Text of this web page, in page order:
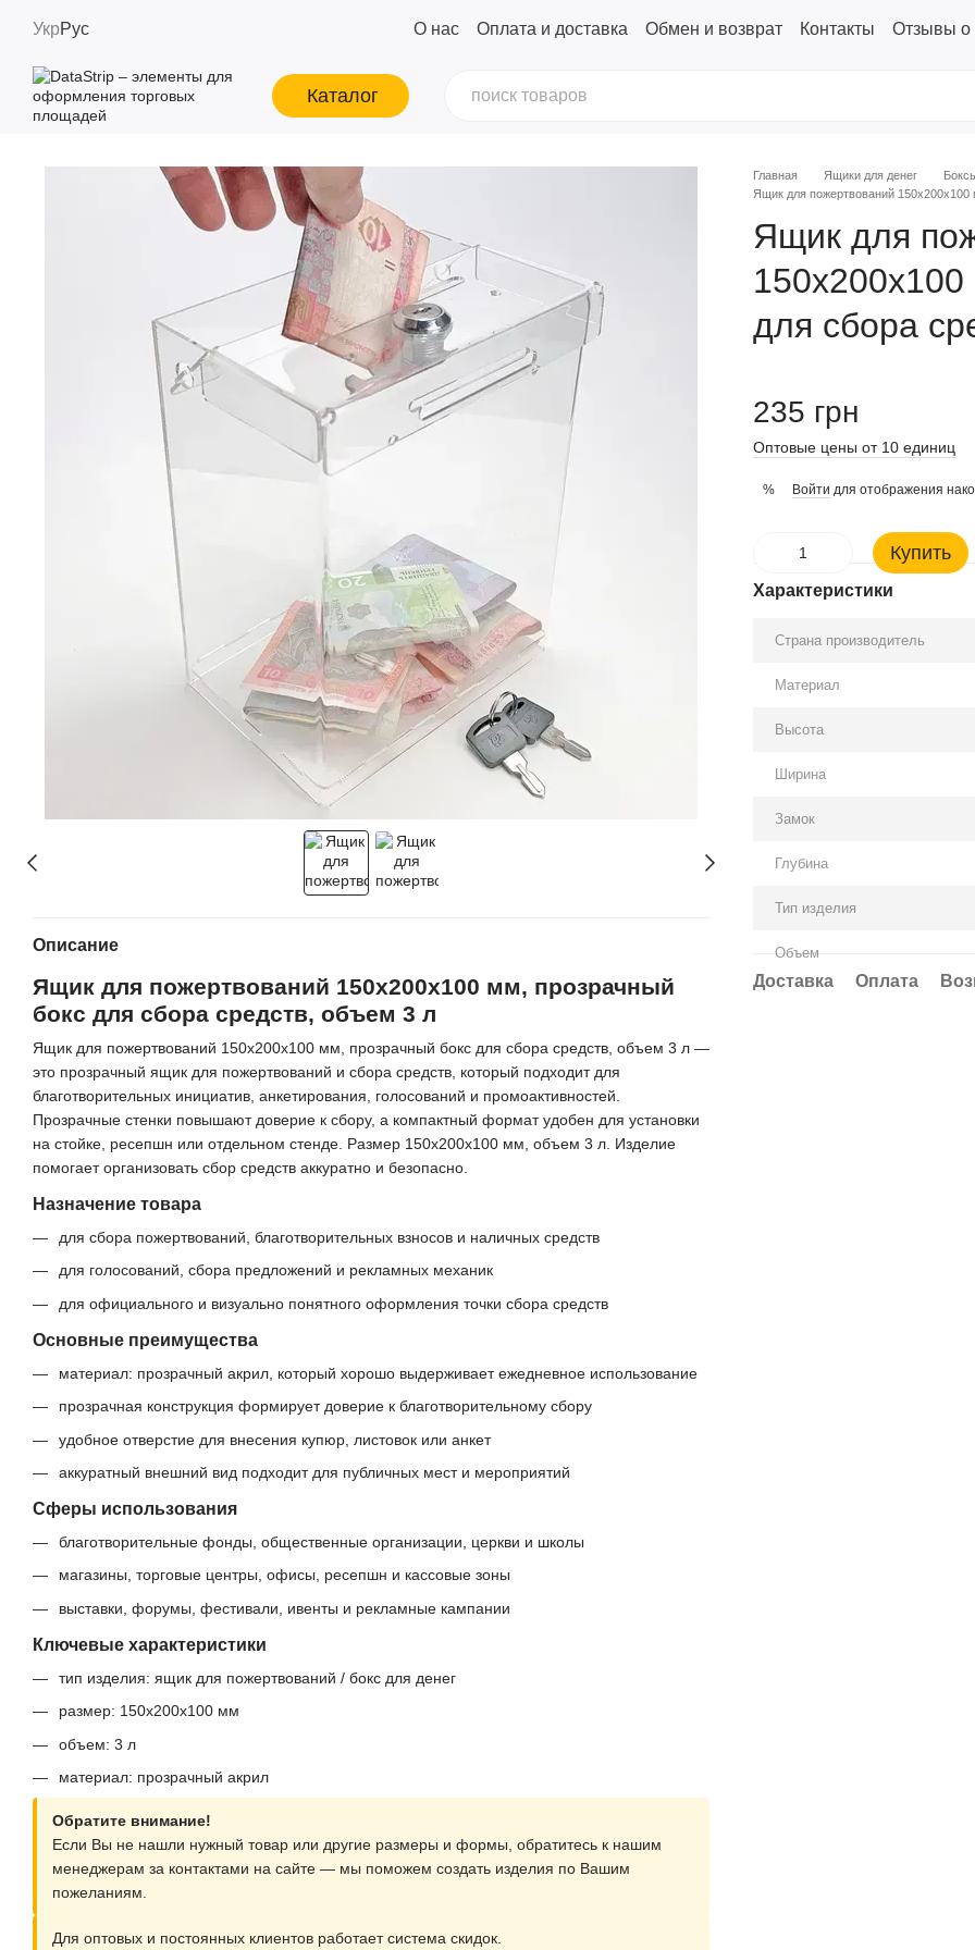
УкрРус О нас Оплата и доставка Обмен и возврат Контакты Отзывы о
Каталог
Описание
Ящик для пожертвований 150x200x100 мм, прозрачный
бокс для сбора средств, объем 3 л
Ящик для пожертвований 150x200x100 мм, прозрачный бокс для сбора средств, объем 3 л —
это прозрачный ящик для пожертвований и сбора средств, который подходит для
благотворительных инициатив, анкетирования, голосований и промоактивностей.
Прозрачные стенки повышают доверие к сбору, а компактный формат удобен для установки
на стойке, ресепшн или отдельном стенде. Размер 150x200x100 мм, объем 3 л. Изделие
помогает организовать сбор средств аккуратно и безопасно.
Назначение товара
для сбора пожертвований, благотворительных взносов и наличных средств
для голосований, сбора предложений и рекламных механик
для официального и визуально понятного оформления точки сбора средств
Основные преимущества
материал: прозрачный акрил, который хорошо выдерживает ежедневное использование
прозрачная конструкция формирует доверие к благотворительному сбору
удобное отверстие для внесения купюр, листовок или анкет
аккуратный внешний вид подходит для публичных мест и мероприятий
Сферы использования
благотворительные фонды, общественные организации, церкви и школы
магазины, торговые центры, офисы, ресепшн и кассовые зоны
выставки, форумы, фестивали, ивенты и рекламные кампании
Ключевые характеристики
тип изделия: ящик для пожертвований / бокс для денег
размер: 150x200x100 мм
объем: 3 л
материал: прозрачный акрил
Обратите внимание!
Если Вы не нашли нужный товар или другие размеры и формы, обратитесь к нашим
менеджерам за контактами на сайте — мы поможем создать изделия по Вашим
пожеланиям.
Для оптовых и постоянных клиентов работает система скидок.
Главная Ящики для денег
Ящик для пожертвований
Ящик для
для сбора
235 грн
Оптовые цены от 10 единиц
% Войти для отображения
Купить
Характеристики
Страна производитель
Материал
Высота
Ширина
Замок
Глубина
Тип изделия
Объем
Доставка Оплата